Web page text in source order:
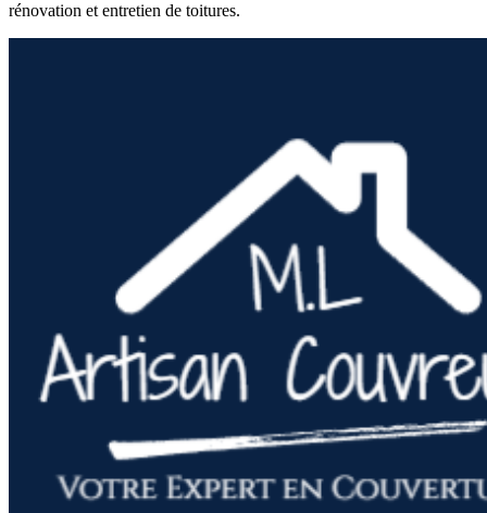
rénovation et entretien de toitures.